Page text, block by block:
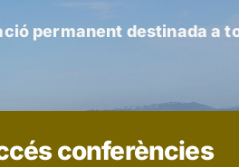
permanent destinada a
conferències